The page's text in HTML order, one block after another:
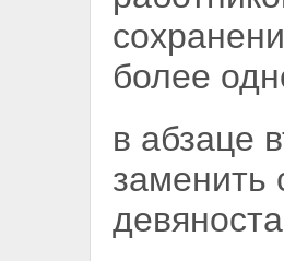
более
в абзаце
заменить